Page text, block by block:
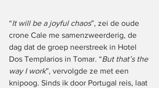
“It will be a joyful chaos”, zei de oude
crone Cale me samenzweerderig, de
dag dat de groep neerstreek in Hotel
Dos Templarios in Tomar. “But that’s the
way I work”, vervolgde ze met een
knipoog. Sinds ik door Portugal reis, laat